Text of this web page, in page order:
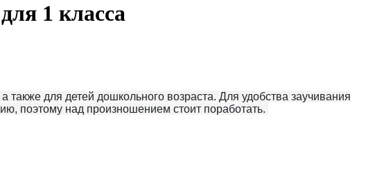
1 класса
для детей дошкольного возраста. Для удобства заучивания
поэтому над произношением стоит поработать.